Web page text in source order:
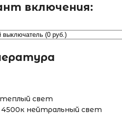
включения:
теплый свет
нейтральный свет